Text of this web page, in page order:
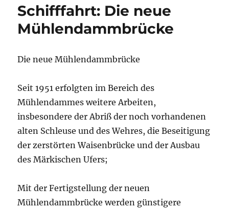
Schifffahrt: Die neue
Mühlendammbrücke
Die neue Mühlendammbrücke
Seit 1951 erfolgten im Bereich des
Mühlendammes weitere Arbeiten,
insbesondere der Abriß der noch vorhandenen
alten Schleuse und des Wehres, die Beseitigung
der zerstörten Waisenbrücke und der Ausbau
des Märkischen Ufers;
Mit der Fertigstellung der neuen
Mühlendammbrücke werden günstigere